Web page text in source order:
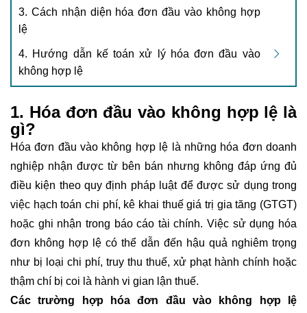
3. Cách nhận diện hóa đơn đầu vào không hợp
lệ
4. Hướng dẫn kế toán xử lý hóa đơn đầu vào
không hợp lệ
1. Hóa đơn đầu vào không hợp lệ là
gì?
Hóa đơn đầu vào không hợp lệ là những hóa đơn doanh
nghiệp nhận được từ bên bán nhưng không đáp ứng đủ
điều kiện theo quy định pháp luật để được sử dụng trong
việc hạch toán chi phí, kê khai thuế giá trị gia tăng (GTGT)
hoặc ghi nhận trong báo cáo tài chính. Việc sử dụng hóa
đơn không hợp lệ có thể dẫn đến hậu quả nghiêm trọng
như bị loại chi phí, truy thu thuế, xử phạt hành chính hoặc
thậm chí bị coi là hành vi gian lận thuế.
Các trường hợp hóa đơn đầu vào không hợp lệ